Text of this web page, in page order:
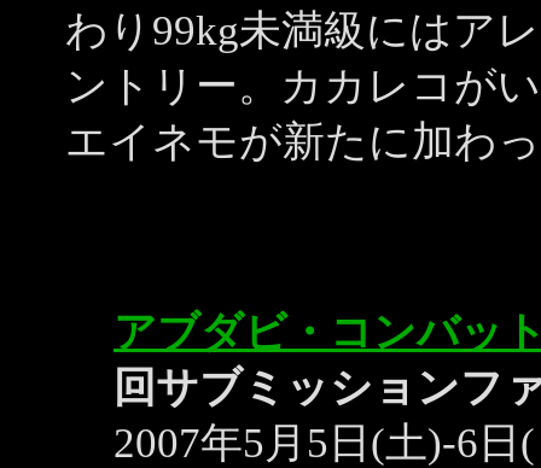
わり99kg未満級にはア
ントリー。カカレコが
エイネモが新たに加わ
アブダビ・コンバッ
回サブミッションフ
2007年5月5日(土)-6